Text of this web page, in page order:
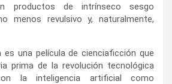
productos de intrínseco sesgo
menos revulsivo y, naturalmente,
una película de cienciaficción que
prima de la revolución tecnológica
la inteligencia artificial como